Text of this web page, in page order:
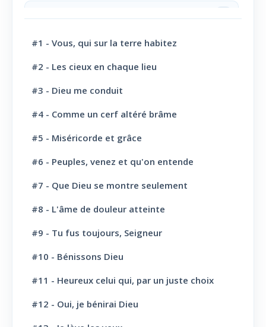
Jésus-Christ: Son sacerdoce
Jésus-Christ: Son Amour
Le Saint-Esprit
La Parole de Dieu, sa Loi
L' Eglise: Promesse
L' Eglise: Commission fraternelle
L' Eglise: Cloture et bénédictions
#1 - Vous, qui sur la terre habitez
#2 - Les cieux en chaque lieu
#3 - Dieu me conduit
#4 - Comme un cerf altéré brâme
#5 - Miséricorde et grâce
#6 - Peuples, venez et qu'on entende
#7 - Que Dieu se montre seulement
#8 - L'âme de douleur atteinte
#9 - Tu fus toujours, Seigneur
#10 - Bénissons Dieu
#11 - Heureux celui qui, par un juste choix
#12 - Oui, je bénirai Dieu